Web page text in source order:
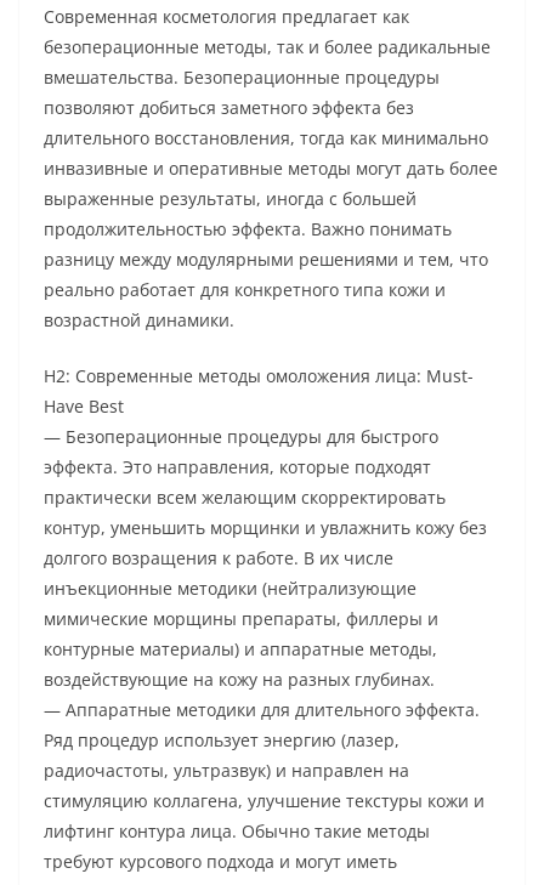
Современная косметология предлагает как
безоперационные методы, так и более радикальные
вмешательства. Безоперационные процедуры
позволяют добиться заметного эффекта без
длительного восстановления, тогда как минимально
инвазивные и оперативные методы могут дать более
выраженные результаты, иногда с большей
продолжительностью эффекта. Важно понимать
разницу между модулярными решениями и тем, что
реально работает для конкретного типа кожи и
возрастной динамики.
H2: Современные методы омоложения лица: Must-
Have Best
— Безоперационные процедуры для быстрого
эффекта. Это направления, которые подходят
практически всем желающим скорректировать
контур, уменьшить морщинки и увлажнить кожу без
долгого возращения к работе. В их числе
инъекционные методики (нейтрализующие
мимические морщины препараты, филлеры и
контурные материалы) и аппаратные методы,
воздействующие на кожу на разных глубинах.
— Аппаратные методики для длительного эффекта.
Ряд процедур использует энергию (лазер,
радиочастоты, ультразвук) и направлен на
стимуляцию коллагена, улучшение текстуры кожи и
лифтинг контура лица. Обычно такие методы
требуют курсового подхода и могут иметь